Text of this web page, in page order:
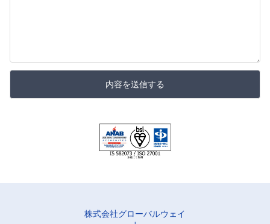
内容を送信する
株式会社グローバルウェイ